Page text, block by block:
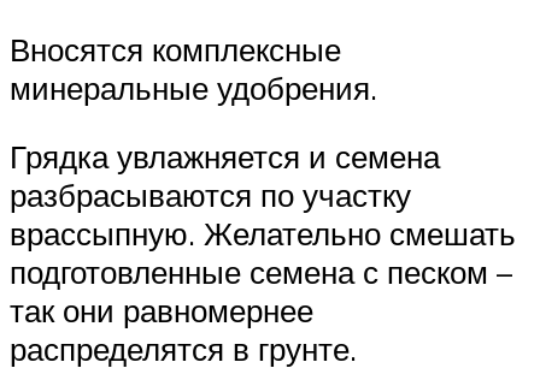
Вносятся комплексные
минеральные удобрения.
Грядка увлажняется и семена
разбрасываются по участку
врассыпную. Желательно смешать
подготовленные семена с песком –
так они равномернее
распределятся в грунте.